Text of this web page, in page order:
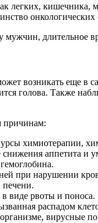
легких, кишечника,
длительное
возникать еще в
голова. Также
причинам:
химиотерапии,
снижения аппетита и
при нарушении
виде рвоты и поноса.
распадом
вирусные